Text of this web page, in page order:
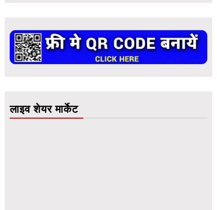
लाइव शेयर मार्केट